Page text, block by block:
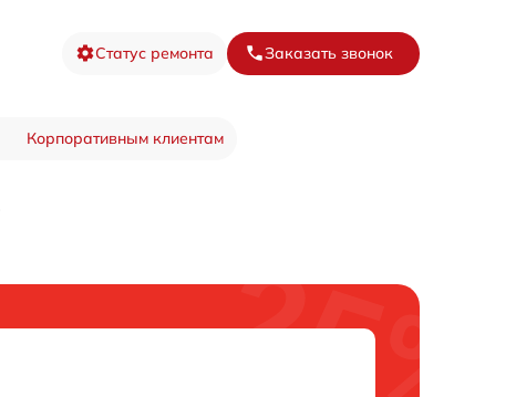
Статус ремонта Заказать звонок
Корпоративным клиентам